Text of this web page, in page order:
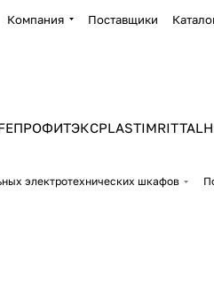
Компания Поставщики
ПРОФИТЭКСPLASTIMRITTAL
электротехнических шкафов